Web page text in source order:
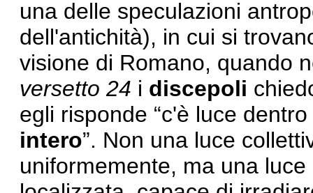
una delle speculazioni
dell'antichità), in cui si
visione di Romano, quando
versetto 24 i discepoli
egli risponde “c'è luce
intero”. Non una luce
uniformemente, ma una